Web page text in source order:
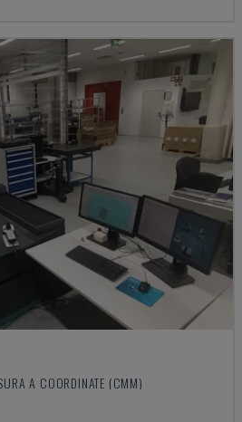
A COORDINATE (CMM)